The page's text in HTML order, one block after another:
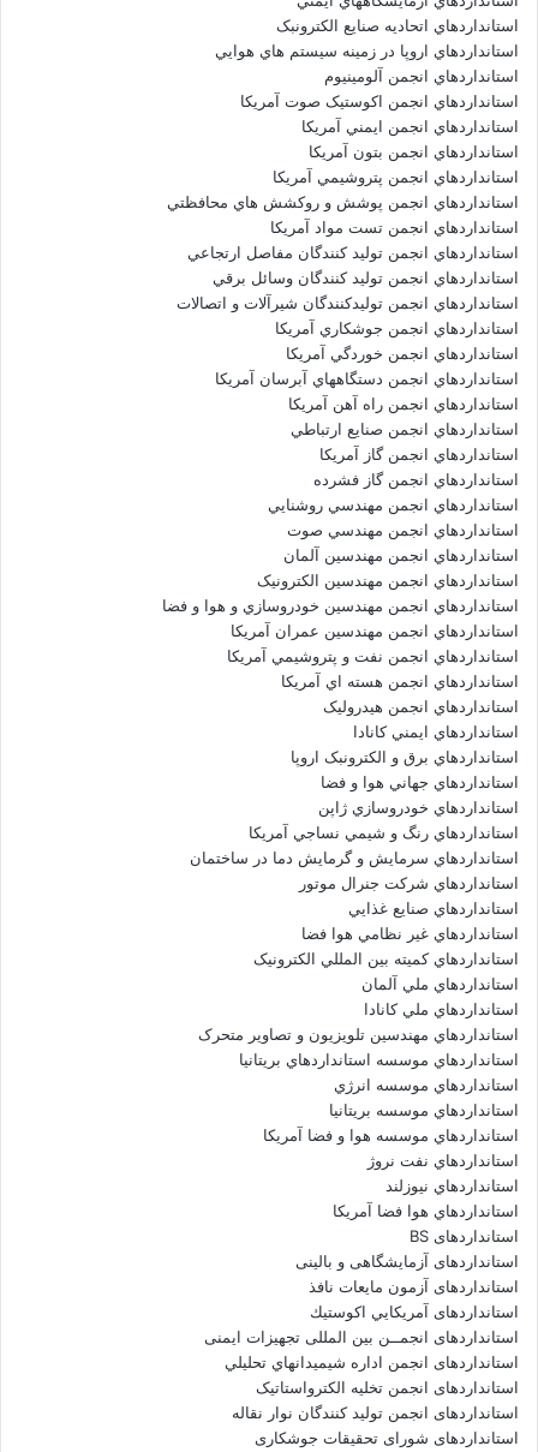
استانداردهاي اتحاديه صنايع الکترونبک
استانداردهاي اروپا در زمينه سيستم هاي هوايي
استانداردهاي انجمن آلومينيوم
استانداردهاي انجمن اکوستيک صوت آمريکا
استانداردهاي انجمن ايمني آمريکا
استانداردهاي انجمن بتون آمريکا
استانداردهاي انجمن پتروشيمي آمريکا
استانداردهاي انجمن پوشش و روکشش هاي محافظتي
استانداردهاي انجمن تست مواد آمريکا
استانداردهاي انجمن توليد کنندگان مفاصل ارتجاعي
استانداردهاي انجمن توليد کنندگان وسائل برقي
استانداردهاي انجمن توليدکنندگان شيرآلات و اتصالات
استانداردهاي انجمن جوشکاري آمريکا
استانداردهاي انجمن خوردگي آمريکا
استانداردهاي انجمن دستگاههاي آبرسان آمريکا
استانداردهاي انجمن راه آهن آمريکا
استانداردهاي انجمن صنايع ارتباطي
استانداردهاي انجمن گاز آمريکا
استانداردهاي انجمن گاز فشرده
استانداردهاي انجمن مهندسي روشنايي
استانداردهاي انجمن مهندسي صوت
استانداردهاي انجمن مهندسين آلمان
استانداردهاي انجمن مهندسين الکترونيک
استانداردهاي انجمن مهندسين خودروسازي و هوا و فضا
استانداردهاي انجمن مهندسين عمران آمريکا
استانداردهاي انجمن نفت و پتروشيمي آمريکا
استانداردهاي انجمن هسته اي آمريکا
استانداردهاي انجمن هيدروليک
استانداردهاي ايمني کانادا
استانداردهاي برق و الکترونبک اروپا
استانداردهاي جهاني هوا و فضا
استانداردهاي خودروسازي ژاپن
استانداردهاي رنگ و شيمي نساجي آمريکا
استانداردهاي سرمايش و گرمايش دما در ساختمان
استانداردهاي شرکت جنرال موتور
استانداردهاي صنايع غذايي
استانداردهاي غير نظامي هوا فضا
استانداردهاي کميته بين المللي الکترونيک
استانداردهاي ملي آلمان
استانداردهاي ملي کانادا
استانداردهاي مهندسين تلويزيون و تصاوير متحرک
استانداردهاي موسسه استانداردهاي بريتانيا
استانداردهاي موسسه انرژي
استانداردهاي موسسه بريتانيا
استانداردهاي موسسه هوا و فضا آمريکا
استانداردهاي نفت نروژ
استانداردهاي نيوزلند
استانداردهاي هوا فضا آمريکا
استانداردهای BS
استانداردهای آزمایشگاهی و بالینی
استانداردهای آزمون مایعات نافذ
استانداردهای آمريكايي اكوستيك
استانداردهای انجمــن بين المللى تجهيزات ايمنى
استانداردهای انجمن اداره شيميدانهاي تحليلي
استانداردهای انجمن تخليه الکترواستاتيک
استانداردهای انجمن توليد کنندگان نوار نقاله
استانداردهای شورای تحقیقات جوشکاری